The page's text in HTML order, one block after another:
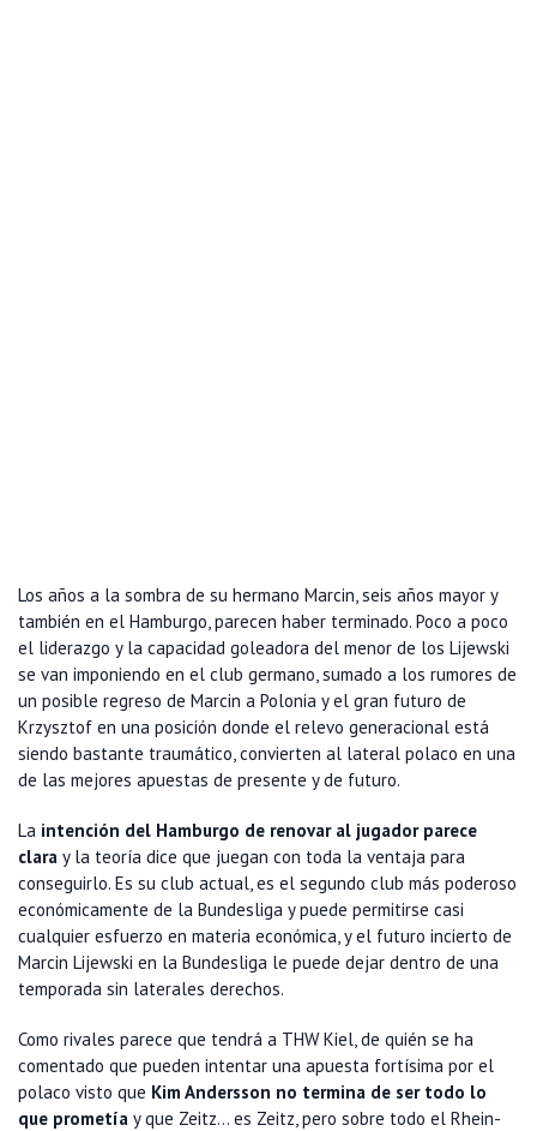
Los años a la sombra de su hermano Marcin, seis años mayor y
también en el Hamburgo, parecen haber terminado. Poco a poco
el liderazgo y la capacidad goleadora del menor de los Lijewski
se van imponiendo en el club germano, sumado a los rumores de
un posible regreso de Marcin a Polonia y el gran futuro de
Krzysztof en una posición donde el relevo generacional está
siendo bastante traumático, convierten al lateral polaco en una
de las mejores apuestas de presente y de futuro.
La intención del Hamburgo de renovar al jugador parece
clara y la teoría dice que juegan con toda la ventaja para
conseguirlo. Es su club actual, es el segundo club más poderoso
económicamente de la Bundesliga y puede permitirse casi
cualquier esfuerzo en materia económica, y el futuro incierto de
Marcin Lijewski en la Bundesliga le puede dejar dentro de una
temporada sin laterales derechos.
Como rivales parece que tendrá a THW Kiel, de quién se ha
comentado que pueden intentar una apuesta fortísima por el
polaco visto que Kim Andersson no termina de ser todo lo
que prometía y que Zeitz... es Zeitz, pero sobre todo el Rhein-